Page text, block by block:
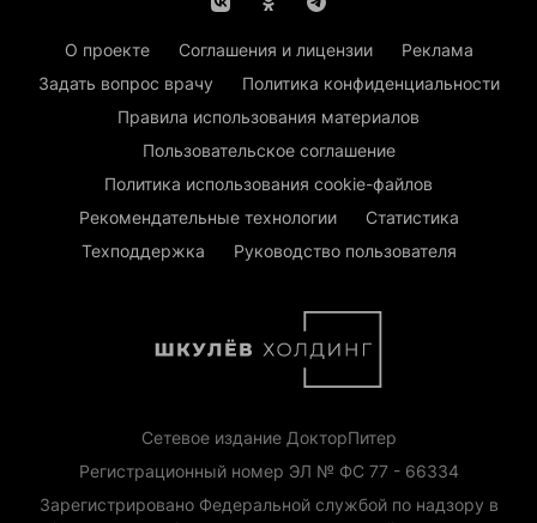
О проекте Соглашения и лицензии
Реклама
Задать вопрос врачу
Политика конфиденциальности
Правила использования материалов
Пользовательское соглашение
Политика использования cookie-файлов
Рекомендательные технологии
Статистика
Техподдержка
Руководство пользователя
Сетевое издание ДокторПитер
Регистрационный номер ЭЛ № ФС 77 - 66334
Зарегистрировано Федеральной службой по надзору в